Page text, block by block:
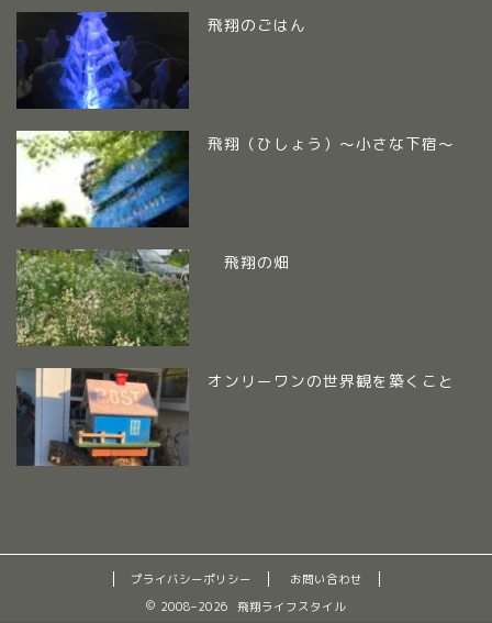
飛翔のごはん
飛翔（ひしょう）～小さな下宿～
飛翔の畑
オンリーワンの世界観を築くこと
プライバシーポリシー
お問い合わせ
2008–2026 飛翔ライフスタイル